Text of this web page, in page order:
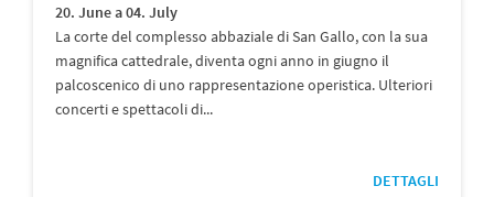
20. June a 04. July
La corte del complesso abbaziale di San Gallo, con la sua
magnifica cattedrale, diventa ogni anno in giugno il
palcoscenico di uno rappresentazione operistica. Ulteriori
concerti e spettacoli di...
DETTAGLI